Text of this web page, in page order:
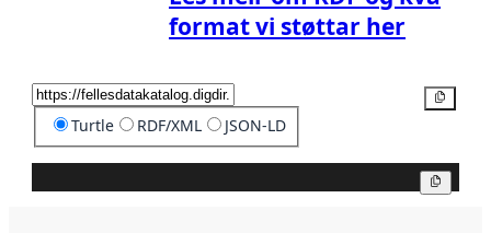
format vi støttar her
Turtle RDF/XML JSON-LD